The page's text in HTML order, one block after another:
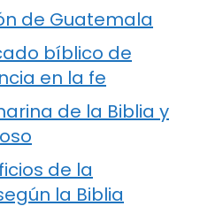
de Guatemala
bíblico de
en la fe
de la Biblia y
de la
la Biblia